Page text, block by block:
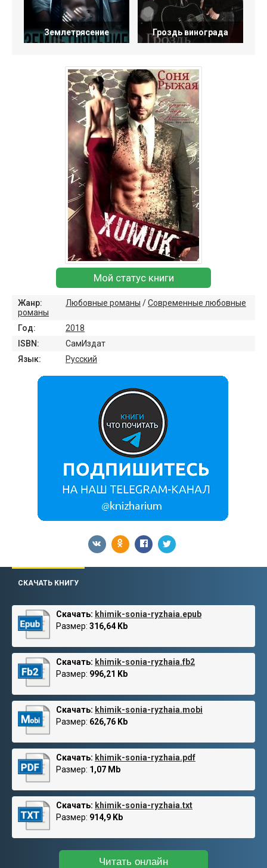
Землетрясение Гроздь винограда
Мой статус книги
Жанр: Любовные романы /Современные любовные
романы
Год:
2018
ISBN:
СамИздат
Язык:
Русский
СКАЧАТЬ КНИГУ
Скачать: khimik-sonia-ryzhaia.epub
Размер: 316,64 Kb
Скачать: khimik-sonia-ryzhaia.fb2
Размер: 996,21 Kb
Скачать: khimik-sonia-ryzhaia.mobi
Размер: 626,76 Kb
Скачать: khimik-sonia-ryzhaia.pdf
Размер: 1,07 Mb
Скачать: khimik-sonia-ryzhaia.txt
Размер: 914,9 Kb
Читать онлайн